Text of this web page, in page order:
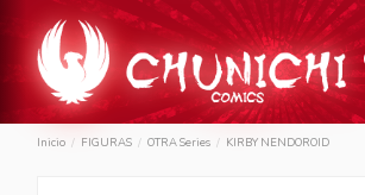
Inicio FIGURAS OTRA Series KIRBY NENDOROID